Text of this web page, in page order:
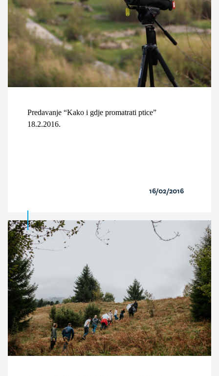
Predavanje “Kako i gdje promatrati ptice”
18.2.2016.
16/02/2016